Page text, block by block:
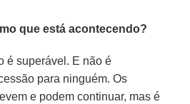
que está acontecendo?
é superável. E não é
para ninguém. Os
e podem continuar, mas é